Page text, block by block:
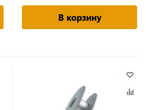
В корзину